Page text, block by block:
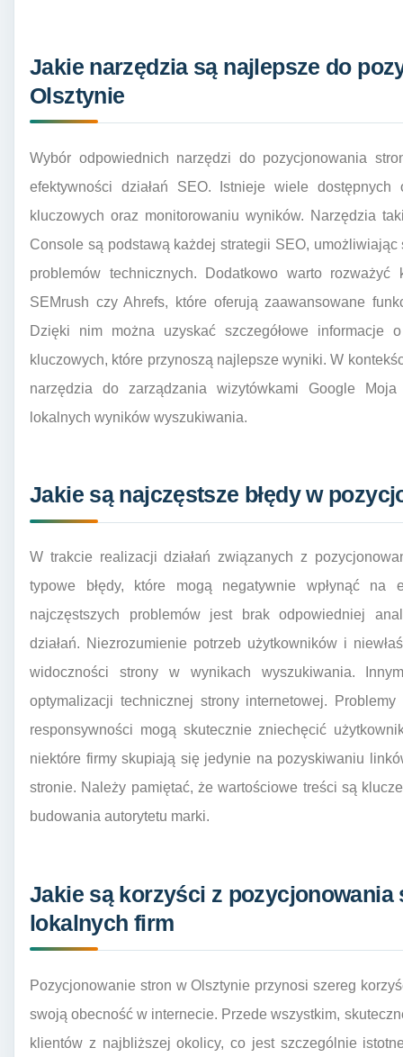
Jakie narzędzia są najlepsze do
Olsztynie
Wybór odpowiednich narzędzi do pozycjonowania
efektywności działań SEO. Istnieje wiele
kluczowych oraz monitorowaniu wyników. Narzędzia
Console są podstawą każdej strategii SEO,
problemów technicznych. Dodatkowo warto
SEMrush czy Ahrefs, które oferują zaawansowane
Dzięki nim można uzyskać szczegółowe informacje
kluczowych, które przynoszą najlepsze wyniki. W
narzędzia do zarządzania wizytówkami Google
lokalnych wyników wyszukiwania.
Jakie są najczęstsze błędy w
W trakcie realizacji działań związanych z
typowe błędy, które mogą negatywnie wpłynąć
najczęstszych problemów jest brak odpowiedniej
działań. Niezrozumienie potrzeb użytkowników i
widoczności strony w wynikach wyszukiwania.
optymalizacji technicznej strony internetowej.
responsywności mogą skutecznie zniechęcić
niektóre firmy skupiają się jedynie na pozyskiwaniu
stronie. Należy pamiętać, że wartościowe treści są
budowania autorytetu marki.
Jakie są korzyści z pozycjonowania
lokalnych firm
Pozycjonowanie stron w Olsztynie przynosi szereg
swoją obecność w internecie. Przede wszystkim,
klientów z najbliższej okolicy, co jest szczególnie